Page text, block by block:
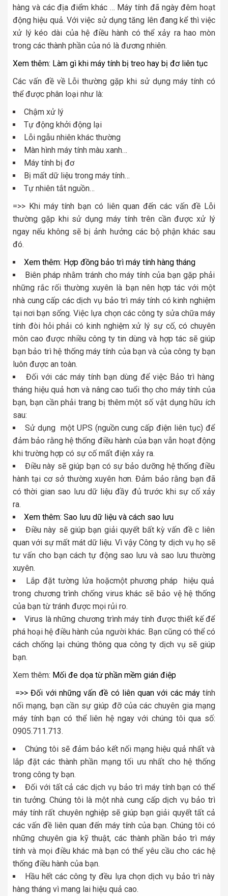
hàng và các địa điểm khác … Máy tính đã ngày đêm hoạt
động hiệu quả. Với việc sử dụng tăng lên đang kể thì việc
xử lý kéo dài của hệ điều hành có thể xảy ra hao mòn
trong các thành phần của nó là đương nhiên.
Xem thêm: Làm gì khi máy tính bị treo hay bị đơ liên tục
Các vấn đề về Lỗi thường gặp khi sử dụng máy tính có
thể được phân loại như là:
Chậm xử lý
Tự động khởi động lại
Lỗi ngẫu nhiên khác thường
Màn hình máy tính màu xanh…
Máy tính bị đơ
Bị mất dữ liệu trong máy tính…
Tự nhiên tắt nguồn…
=>> Khi máy tính bạn có liên quan đến các vấn đề Lỗi
thường gặp khi sử dụng máy tính trên cần được xử lý
ngay nếu không sẽ bị ảnh hưởng các bộ phận khác sau
đó.
Xem thêm: Hợp đồng bảo trì máy tính hàng tháng
Biên pháp nhằm tránh cho máy tính của bạn gặp phải
những rắc rối thường xuyên là bạn nên hợp tác với một
nhà cung cấp các dịch vụ bảo trì máy tính có kinh nghiệm
tại nơi bạn sống. Việc lựa chọn các công ty sửa chữa máy
tính đòi hỏi phải có kinh nghiệm xử lý sự cố, có chuyên
môn cao được nhiều công ty tin dùng và hợp tác sẽ giúp
bạn bảo trì hệ thống máy tính của bạn và của công ty bạn
luôn được an toàn.
Đối với các máy tính bạn dùng để việc Bảo trì hàng
tháng hiệu quả hơn và nâng cao tuổi thọ cho máy tính của
bạn, bạn cần phải trang bị thêm một số vật dụng hữu ích
sau:
Sử dụng một UPS (nguồn cung cấp điện liên tục) để
đảm bảo rằng hệ thống điều hành của bạn vẫn hoạt động
khi trường hợp có sự cố mất điện xảy ra.
Điều này sẽ giúp bạn có sự bảo dưỡng hệ thống điều
hành tại cơ sở thường xuyên hơn. Đảm bảo rằng bạn đã
có thời gian sao lưu dữ liệu đầy đủ trước khi sự cố xảy
ra.
Xem thêm: Sao lưu dữ liệu và cách sao lưu
Điều này sẽ giúp bạn giải quyết bất kỳ vấn đề c liên
quan với sự mất mát dữ liệu. Vì vậy Công ty dịch vụ họ sẽ
tư vấn cho bạn cách tự động sao lưu và sao lưu thường
xuyên.
Lắp đặt tường lửa hoặcmột phương pháp hiệu quả
trong chương trình chống virus khác sẽ bảo vệ hệ thống
của bạn từ tránh được mọi rủi ro.
Virus là những chương trình máy tính được thiết kế để
phá hoại hệ điều hành của người khác. Bạn cũng có thể có
cách chống lại chúng thông qua công ty dịch vụ sẽ giúp
bạn.
Xem thêm: Mối đe dọa từ phần mềm gián điệp
=>> Đối với những vấn đề có liên quan với các máytính
nối mạng, bạn cần sự giúp đỡ của các chuyên gia mạng
máy tính bạn có thể liên hệ ngay với chúng tôi qua số:
0905.711.713.
Chúng tôi sẽ đảm bảo kết nối mạng hiệu quả nhất và
lắp đặt các thành phần mạng tối ưu nhất cho hệ thống
trong công ty bạn.
Đối với tất cả các dịch vụ bảo trì máy tính bạn có thể
tin tưởng. Chúng tôi là một nhà cung cấp dịch vụ bảo trì
máy tính rất chuyên nghiệp sẽ giúp bạn giải quyết tất cả
các vấn đề liên quan đến máy tính của bạn. Chúng tôi có
những chuyên gia kỹ thuật, các thành phần bảo trì máy
tính và mọi điều khác mà bạn có thể yêu cầu cho các hệ
thống điều hành của bạn.
Hầu hết các công ty đều lựa chọn dịch vụ bảo trì này
hàng tháng vì mang lai hiệu quả cao.